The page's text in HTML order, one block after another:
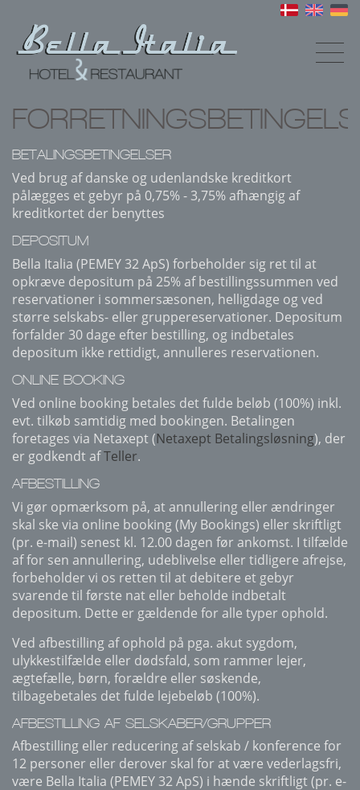
BETALINGSBETINGELSER
Ved brug af danske og udenlandske kreditkort
pålægges et gebyr på 0,75% - 3,75% afhængig af
kreditkortet der benyttes
DEPOSITUM
Bella Italia (PEMEY 32 ApS) forbeholder sig ret til at
opkræve depositum på 25% af bestillingssummen ved
reservationer i sommersæsonen, helligdage og ved
større selskabs- eller gruppereservationer. Depositum
forfalder 30 dage efter bestilling, og indbetales
depositum ikke rettidigt, annulleres reservationen.
ONLINE BOOKING
Ved online booking betales det fulde beløb (100%) inkl.
evt. tilkøb samtidig med bookingen. Betalingen
foretages via Netaxept (Netaxept Betalingsløsning), der
er godkendt afTeller.
AFBESTILLING
Vi gør opmærksom på, at annullering eller ændringer
skal ske via online booking (My Bookings) eller skriftligt
(pr. e-mail) senest kl. 12.00 dagen før ankomst. I tilfælde
af for sen annullering, udeblivelse eller tidligere afrejse,
forbeholder vi os retten til at debitere et gebyr
svarende til første nat eller beholde indbetalt
depositum. Dette er gældende for alle typer ophold.
Ved afbestilling af ophold på pga. akut sygdom,
ulykkestilfælde eller dødsfald, som rammer lejer,
ægtefælle, børn, forældre eller søskende,
tilbagebetales det fulde lejebeløb (100%).
AFBESTILLING AF SELSKABER/GRUPPER
Afbestilling eller reducering af selskab / konference for
12 personer eller derover skal for at være vederlagsfri,
være Bella Italia (PEMEY 32 ApS) i hænde skriftligt (pr. e-